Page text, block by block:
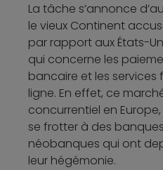
La tâche s’annonce
le vieux Continent
par rapport aux États-
qui concerne les
bancaire et les services
ligne. En effet, ce
concurrentiel en
se frotter à des
néobanques qui ont
leur hégémonie.